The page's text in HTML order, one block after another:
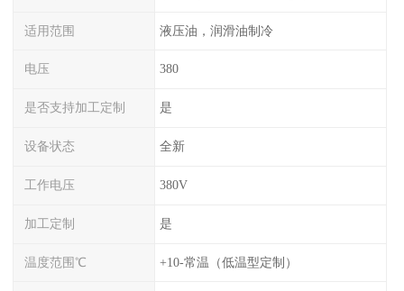
适用范围 液压油，润滑油制冷
电压 380
是否支持加工定制 是
设备状态 全新
工作电压 380V
加工定制 是
温度范围℃ +10-常温（低温型定制）